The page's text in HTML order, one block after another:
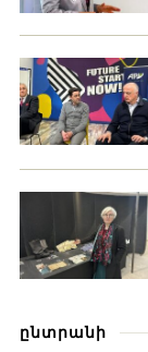
ընտրանի